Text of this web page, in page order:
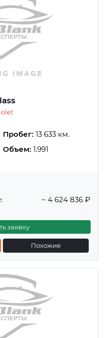
Пробег: 13 633 км.
Объем: 1.991
~ 4 624 836 ₽
заявку
Похожие